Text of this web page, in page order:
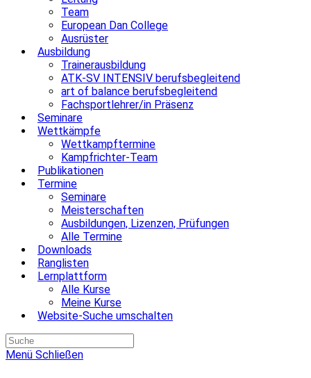
Team
European Dan College
Ausrüster
Ausbildung
Trainerausbildung
ATK-SV INTENSIV berufsbegleitend
art of balance berufsbegleitend
Fachsportlehrer/in Präsenz
Seminare
Wettkämpfe
Wettkampftermine
Kampfrichter-Team
Publikationen
Termine
Seminare
Meisterschaften
Ausbildungen, Lizenzen, Prüfungen
Alle Termine
Downloads
Ranglisten
Lernplattform
Alle Kurse
Meine Kurse
Website-Suche umschalten
Menü Schließen